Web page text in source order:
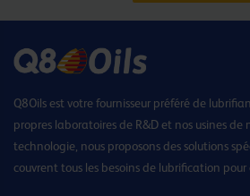
Q8Oils est votre fournisseur préféré de
propres laboratoires de R&D et nos usines
technologie, nous proposons des solutions
couvrent tous les besoins de lubrification